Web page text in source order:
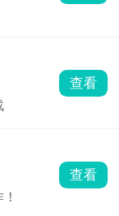
查看
查看